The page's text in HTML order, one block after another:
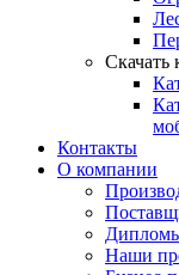
Скачать
Контакты
О компании
Наши